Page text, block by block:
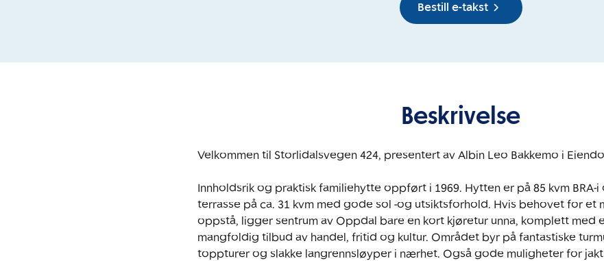
Bestill e-takst
Beskrivelse
Velkommen til Storlidalsvegen 424, presentert av Albin Leo Bakkemo i
Innholdsrik og praktisk familiehytte oppført i 1969. Hytten er på 85 kvm BRA-
terrasse på ca. 31 kvm med gode sol -og utsiktsforhold. Hvis behovet for et
oppstå, ligger sentrum av Oppdal bare en kort kjøretur unna, komplett med
mangfoldig tilbud av handel, fritid og kultur. Området byr på fantastiske
toppturer og slakke langrennsløyper i nærhet. Også gode muligheter for